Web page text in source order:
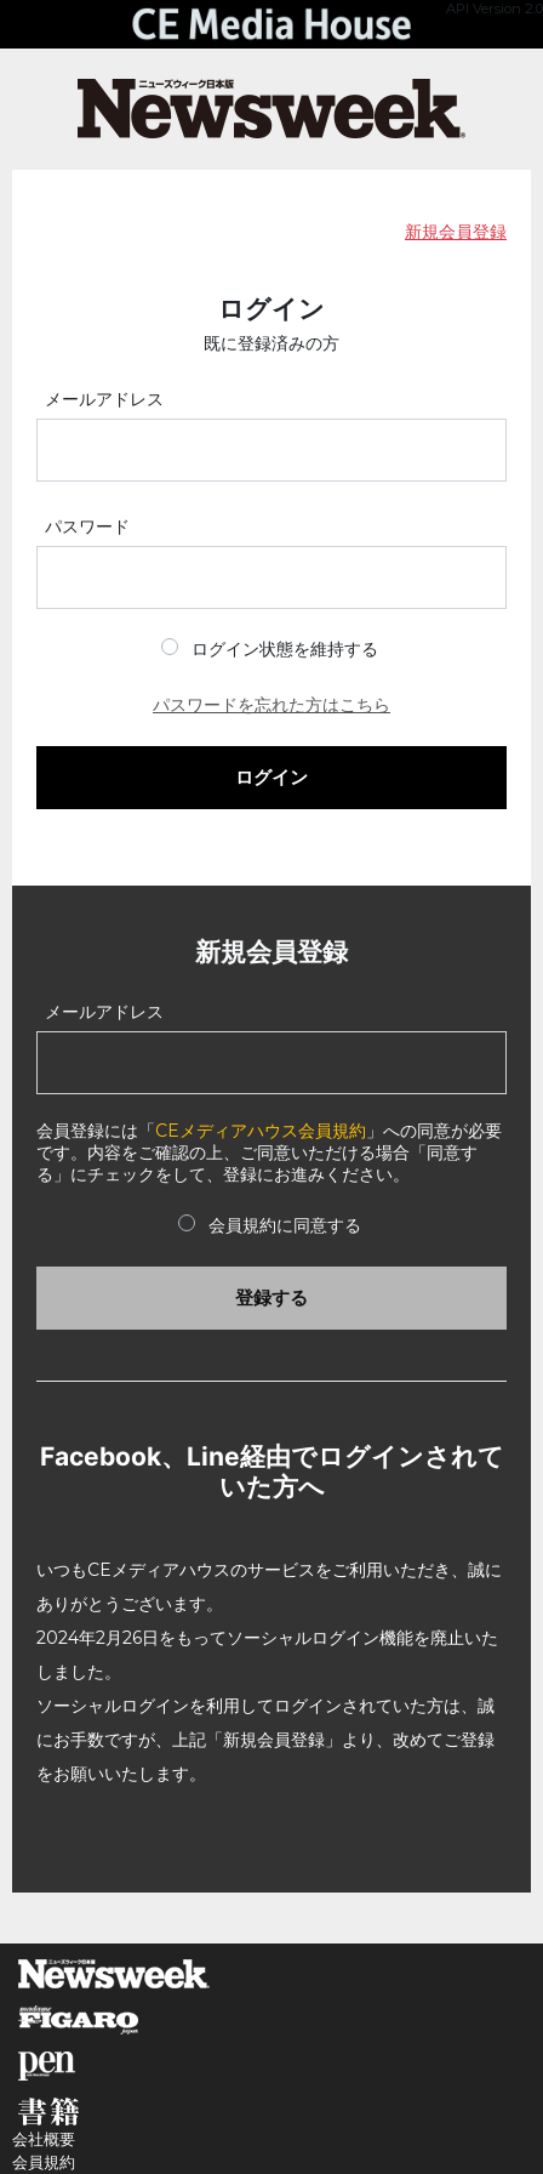
API Version 2.0
新規会員登録
ログイン
既に登録済みの方
メールアドレス
パスワード
ログイン状態を維持する
パスワードを忘れた方はこちら
ログイン
新規会員登録
メールアドレス
会員登録には「CEメディアハウス会員規約 」への同意が必要
です。内容をご確認の上、ご同意いただける場合「同意す
る」にチェックをして、登録にお進みください。
会員規約に同意する
登録する
Facebook、Line経由でログインされて
いた方へ
いつもCEメディアハウスのサービスをご利用いただき、誠に
ありがとうございます。
2024年2月26日をもってソーシャルログイン機能を廃止いた
しました。
ソーシャルログインを利用してログインされていた方は、誠
にお手数ですが、上記「新規会員登録」より、改めてご登録
をお願いいたします。
会社概要
会員規約